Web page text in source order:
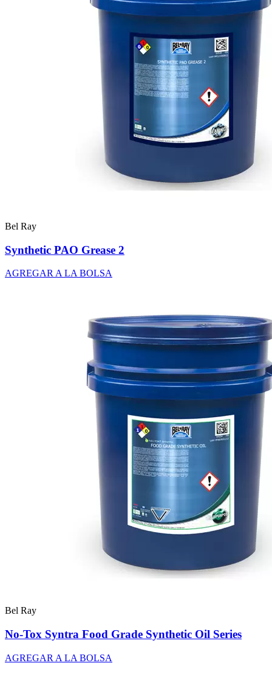
Bel Ray
Synthetic PAO Grease 2
AGREGAR A LA BOLSA
Bel Ray
No-Tox Syntra Food Grade Synthetic Oil Series
AGREGAR A LA BOLSA